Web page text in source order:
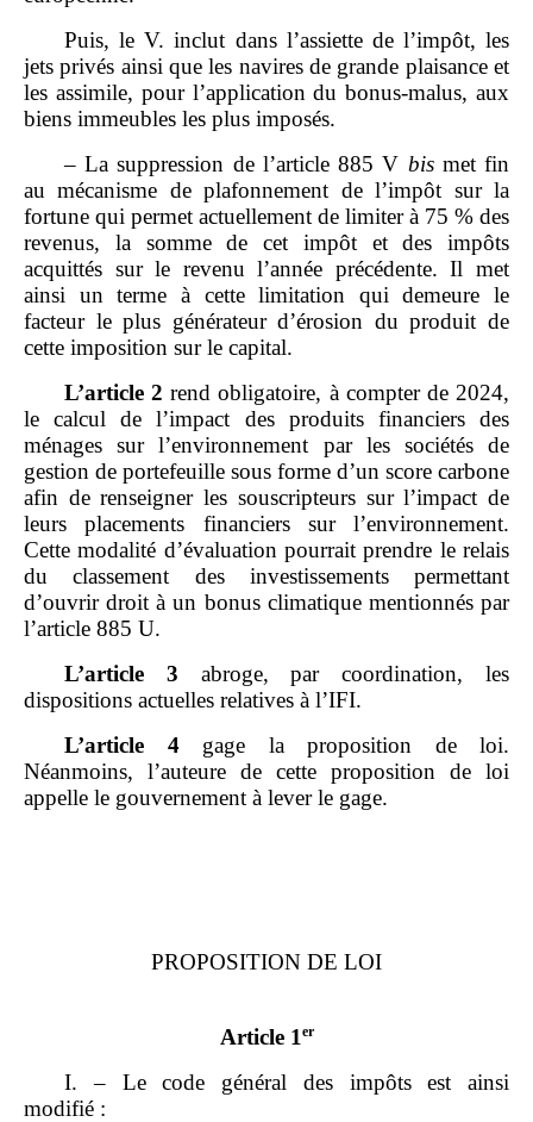
Puis, le V. inclut dans l’assiette de l’impôt, les
jets privés ainsi que les navires de grande plaisance et
les assimile, pour l’application du bonus‑malus, aux
biens immeubles les plus imposés.
– La suppression de l’article 885 V bismet fin
au mécanisme de plafonnement de l’impôt sur la
fortune qui permet actuellement de limiter à 75 % des
revenus, la somme de cet impôt et des impôts
acquittés sur le revenu l’année précédente. Il met
ainsi un terme à cette limitation qui demeure le
facteur le plus générateur d’érosion du produit de
cette imposition sur le capital.
L’article 2 rend obligatoire, à compter de 2024,
le calcul de l’impact des produits financiers des
ménages sur l’environnement par les sociétés de
gestion de portefeuille sous forme d’un score carbone
afin de renseigner les souscripteurs sur l’impact de
leurs placements financiers sur l’environnement.
Cette modalité d’évaluation pourrait prendre le relais
du classement des investissements permettant
d’ouvrir droit à un bonus climatique mentionnés par
l’article 885 U.
L’article 3 abroge, par coordination, les
dispositions actuelles relatives à l’IFI.
L’article 4gage la proposition de loi.
Néanmoins, l’auteure de cette proposition de loi
appelle le gouvernement à lever le gage.
PROPOSITION DE LOI
Article 1 er
I. – Le code général des impôts est ainsi
modifié :